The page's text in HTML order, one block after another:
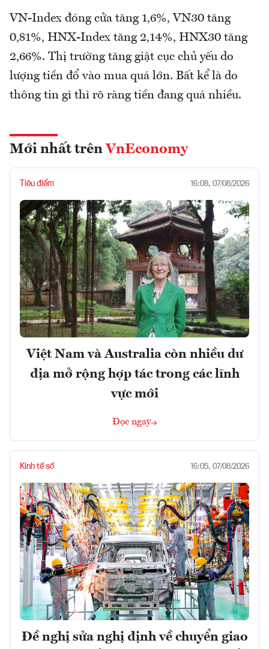
VN-Index đóng cửa tăng 1,6%, VN30 tăng
0,81%, HNX-Index tăng 2,14%, HNX30 tăng
2,66%. Thị trường tăng giật cục chủ yếu do
lượng tiền đổ vào mua quá lớn. Bất kể là do
thông tin gì thì rõ ràng tiền đang quá nhiều.
Mới nhất trên VnEconomy
Tiêu điểm 16:08, 07/08/2026
Việt Nam và Australia còn nhiều dư
địa mở rộng hợp tác trong các lĩnh
vực mới
Đọc ngay
Kinh tế số 16:05, 07/08/2026
Đề nghị sửa nghị định về chuyển giao